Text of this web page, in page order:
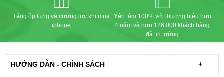
Tặng ốp lưng và cường lực khi mua
iphone
Yên tâm 100% với thương hiệu hơn
4 năm và hơn 126.000 khách hàng
đã tin tưởng
HƯỚNG DẪN - CHÍNH SÁCH +